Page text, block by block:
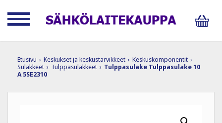
Etusivu › Keskukset ja keskustarvikkeet › Keskuskomponentit ›
Sulakkeet › Tulppasulakkeet › Tulppasulake Tulppasulake 10
A 5SE2310